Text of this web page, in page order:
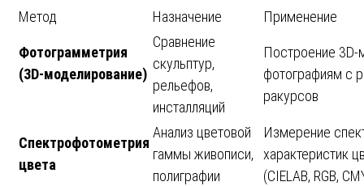
Метод Назначение Применение
Фотограмметрия
(3D-моделирование)
Сравнение
скульптур,
рельефов,
инсталляций
Построение 3D-
фотографиям с
ракурсов
Спектрофотометрия
цвета
Анализ цветовой
гаммы живописи,
полиграфии
Измерение
характеристик
(CIELAB, RGB,